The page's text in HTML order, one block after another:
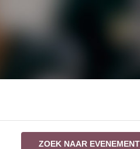
ZOEK NAAR